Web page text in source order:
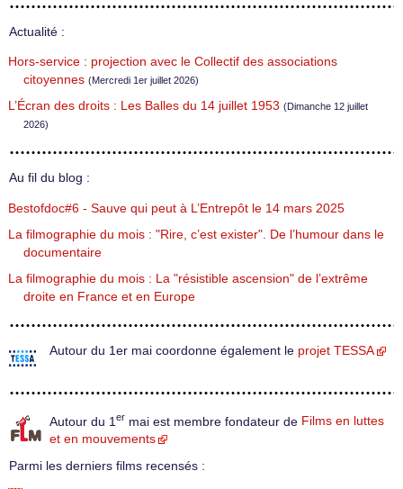
Actualité :
Hors-service : projection avec le Collectif des associations
citoyennes (Mercredi 1er juillet 2026)
L’Écran des droits : Les Balles du 14 juillet 1953 (Dimanche 12 juillet
2026)
Au fil du blog :
Bestofdoc#6 - Sauve qui peut à L’Entrepôt le 14 mars 2025
La filmographie du mois : "Rire, c’est exister". De l’humour dans le
documentaire
La filmographie du mois : La "résistible ascension" de l’extrême
droite en France et en Europe
Autour du 1er mai coordonne également le projet TESSA
Autour du 1 er mai est membre fondateur de Films en luttes
et en mouvements
Parmi les derniers films recensés :